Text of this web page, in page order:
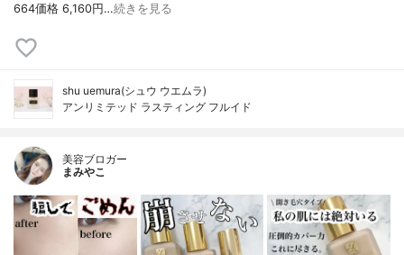
664価格 6,160円…続きを見る
shu uemura(シュウ ウエムラ)
アンリミテッド ラスティング フルイド
美容ブロガー
まみやこ